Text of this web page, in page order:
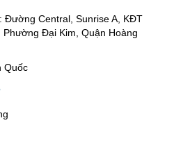
Đường Central, Sunrise A, KĐT
Phường Đại Kim, Quận Hoàng
Quốc